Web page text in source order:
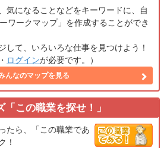
気になることなどをキーワードに、自
ワークマップ」を作成することができ
して、いろいろな仕事を見つけよう！
・ ログインが必要です。）
んなのマップを見る
「この職業を探せ！」
たら、「この職業であ
！